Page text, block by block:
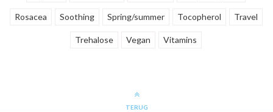
Rosacea Soothing Spring/summer Tocopherol Travel
Trehalose Vegan Vitamins
TERUG